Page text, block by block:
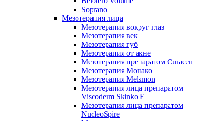
Soprano
Мезотерапия лица
Мезотерапия вокруг глаз
Мезотерапия век
Мезотерапия губ
Мезотерапия от акне
Мезотерапия препаратом Curacen
Мезотерапия Монако
Мезотерапия Melsmon
Мезотерапия лица препаратом
Viscoderm Skinko E
Мезотерапия лица препаратом
NucleoSpire